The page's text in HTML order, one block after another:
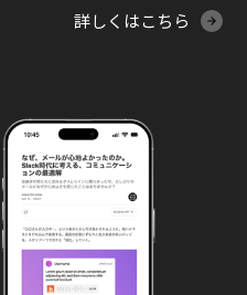
詳しくはこちら